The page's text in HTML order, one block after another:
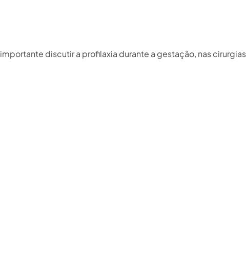
discutir a profilaxia durante a gestação, nas cirurgias